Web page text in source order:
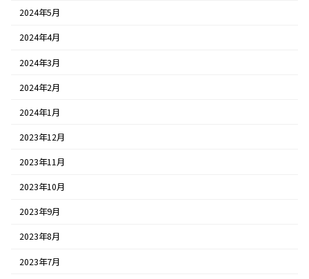
2024年5月
2024年4月
2024年3月
2024年2月
2024年1月
2023年12月
2023年11月
2023年10月
2023年9月
2023年8月
2023年7月